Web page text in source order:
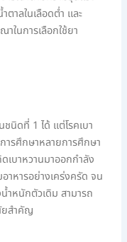
ตาลในเลือดต่ำ และ
ในการเลือกใช้ยา
นิดที่ 1 ได้ แต่โรคเบา
รศึกษาหลายการศึกษา
เบาหวานมาออกกำลัง
าหารอย่างเคร่งครัด จน
หนักตัวเดิม สามารถ
ยสำคัญ